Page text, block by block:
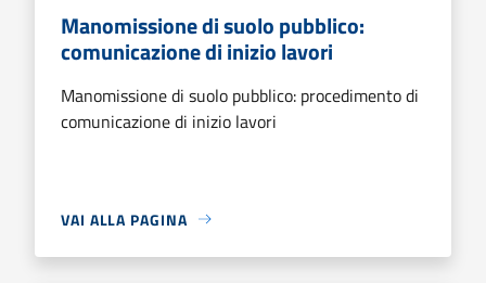
Manomissione di suolo pubblico:
comunicazione di inizio lavori
Manomissione di suolo pubblico: procedimento di
comunicazione di inizio lavori
VAI ALLA PAGINA